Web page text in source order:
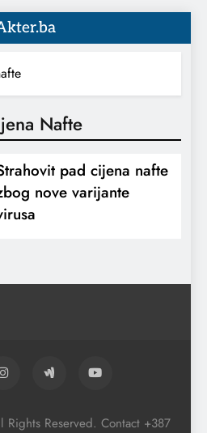
Nafte
pad cijena nafte
nove varijante
Reserved. Contact +387